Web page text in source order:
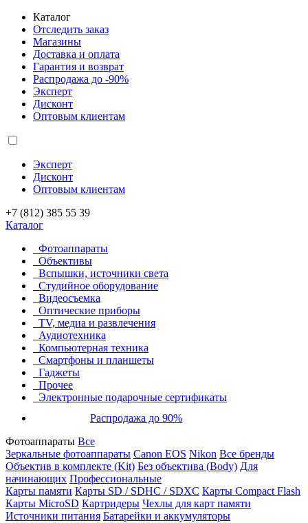
Каталог
Отследить заказ
Магазины
Доставка и оплата
Гарантия и возврат
Распродажа до -90%
Эксперт
Дисконт
Оптовым клиентам
Эксперт
Дисконт
Оптовым клиентам
+7 (812) 385 55 39
Каталог
Фотоаппараты
Объективы
Вспышки, источники света
Студийное оборудование
Видеосъемка
Оптические приборы
TV, медиа и развлечения
Аудиотехника
Компьютерная техника
Смартфоны и планшеты
Гаджеты
Прочее
Электронные подарочные сертификаты
Распродажа до 90%
Фотоаппараты Все
Зеркальные фотоаппараты Canon EOS Nikon Все бренды
Объектив в комплекте (Kit) Без объектива (Body) Для
начинающих Профессиональные
Карты памяти Карты SD / SDHC / SDXC Карты Compact Flash
Карты MicroSD Картридеры Чехлы для карт памяти
Источники питания Батарейки и аккумуляторы